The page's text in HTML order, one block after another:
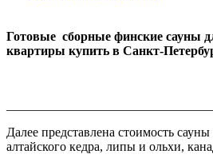
Готовые сборные финские сауны
квартиры купить в Санкт-
Далее представлена стоимость
алтайского кедра, липы и ольхи,